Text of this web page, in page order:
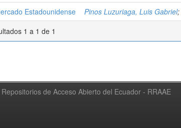
Estadounidense Pinos Luzuriaga, Luis Gabriel;
1 a 1 de 1
de Acceso Abierto del Ecuador - RRAAE